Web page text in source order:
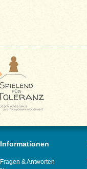
Informationen
Fragen & Antworten